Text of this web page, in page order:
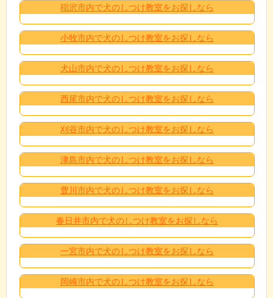
稲沢市内で犬のしつけ教室をお探しなら
小牧市内で犬のしつけ教室をお探しなら
犬山市内で犬のしつけ教室をお探しなら
西尾市内で犬のしつけ教室をお探しなら
刈谷市内で犬のしつけ教室をお探しなら
津島市内で犬のしつけ教室をお探しなら
豊川市内で犬のしつけ教室をお探しなら
春日井市内で犬のしつけ教室をお探しなら
一宮市内で犬のしつけ教室をお探しなら
岡崎市内で犬のしつけ教室をお探しなら